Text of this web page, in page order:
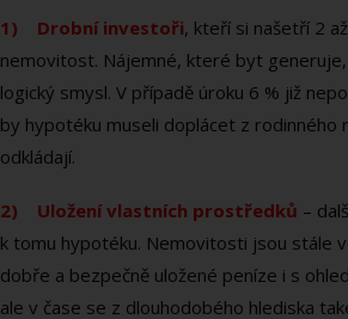
1) Drobní investoři, kteří si našetří 2
nemovitost. Nájemné, které byt
logický smysl. V případě úroku 6 % již
by hypotéku museli doplácet z
odkládají.
2) Uložení vlastních prostředků –
k tomu hypotéku. Nemovitosti jsou stále
dobře a bezpečně uložené peníze i s
ale v čase se z dlouhodobého hlediska